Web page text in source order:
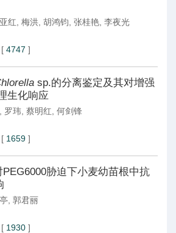
红 梅洪 胡鸿钧 张桂艳 李夜光
[ 4747 ]
sp.的分离鉴定及其对增强
生化响应
罗玮 蔡明红 何剑锋
[ 1659 ]
胁迫下小麦幼苗根中抗
郭君丽
[ 1930 ]